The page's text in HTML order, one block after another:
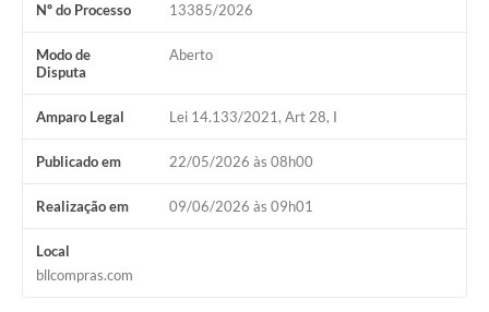
Nº do Processo 13385/2026
Modo de
Disputa
Aberto
Amparo Legal Lei 14.133/2021, Art 28, I
Publicado em 22/05/2026 às 08h00
Realização em 09/06/2026 às 09h01
Local
bllcompras.com